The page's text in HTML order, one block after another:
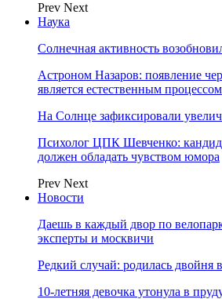
Prev Next
Наука
Солнечная активность
Астроном Назаров: появление
является естественным процессом
На Солнце зафиксировали
Психолог ЦПК Шевченко:
должен обладать чувством юмора
Prev Next
Новости
Даешь в каждый двор по
эксперты и москвичи
Редкий случай: родилась двойня
10-летняя девочка утонула в